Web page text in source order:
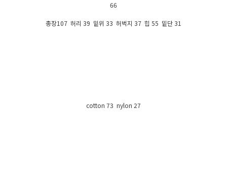
66
총장107 허리 39 밑위 33 허벅지 37 힙 55 밑단 31
cotton 73 nylon 27